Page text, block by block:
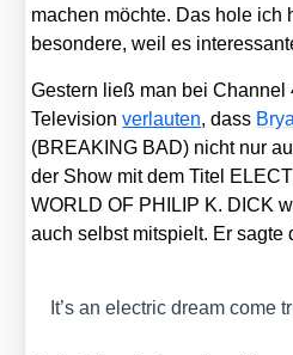
machen möch­te. Das hole
be­son­de­re, weil es
Ges­tern ließ man bei Chan­nel
Tele­vi­si­onver­lau­ten, dass
(BREAKING BAD) nicht nur
der Show mit dem Titel
WORLD OF PHILIP K. DICK
auch selbst mit­spielt. Er sag­te
It’s an elec­tric dream come